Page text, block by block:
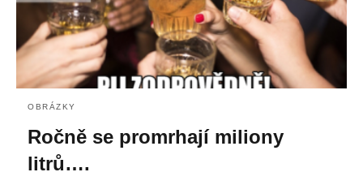
OBRÁZKY
Ročně se promrhají miliony
litrů….